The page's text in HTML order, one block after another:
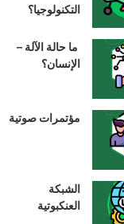
التكنولوجيا؟
ما حالة الآلة –
الإنسان؟
مؤتمرات صوتية
الشبكة
العنكبوتية